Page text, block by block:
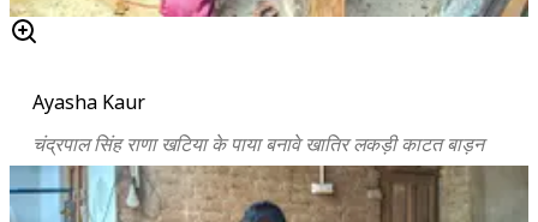
Ayasha Kaur
चंद्रपाल सिंह राणा खटिया के पाया बनावे खातिर लकड़ी काटत बाड़न